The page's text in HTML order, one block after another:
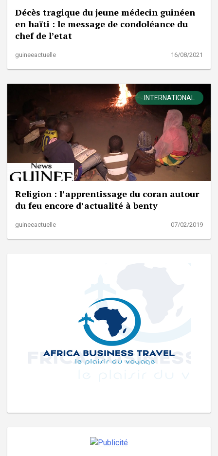
Décès tragique du jeune médecin guinéen
en haïti : le message de condoléance du
chef de l’etat
guineeactuelle 16/08/2021
INTERNATIONAL
Religion : l’apprentissage du coran autour
du feu encore d’actualité à benty
guineeactuelle 07/02/2019